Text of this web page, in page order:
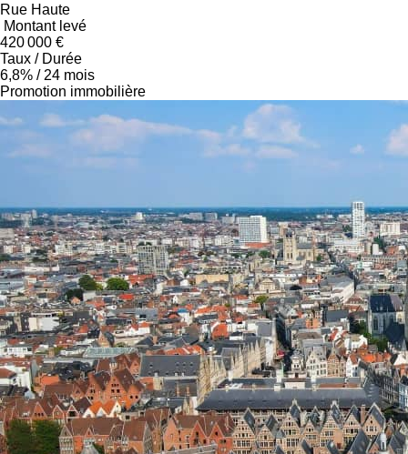
Rue Haute
Montant levé
420 000 €
Taux / Durée
6,8% / 24 mois
Promotion immobilière